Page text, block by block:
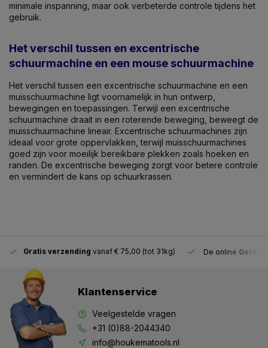
minimale inspanning, maar ook verbeterde controle tijdens het
gebruik.
Het verschil tussen en excentrische
schuurmachine en een mouse schuurmachine
Het verschil tussen een excentrische schuurmachine en een
muisschuurmachine ligt voornamelijk in hun ontwerp,
bewegingen en toepassingen. Terwijl een excentrische
schuurmachine draait in een roterende beweging, beweegt de
muisschuurmachine lineair. Excentrische schuurmachines zijn
ideaal voor grote oppervlakken, terwijl muisschuurmachines
goed zijn voor moeilijk bereikbare plekken zoals hoeken en
randen. De excentrische beweging zorgt voor betere controle
en vermindert de kans op schuurkrassen.
Gratis verzending vanaf € 75,00 (tot 31kg) De online
Klantenservice
Veelgestelde vragen
+31 (0)88-2044340
info@houkematools.nl